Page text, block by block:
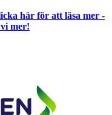
här för att läsa mer -
mer!